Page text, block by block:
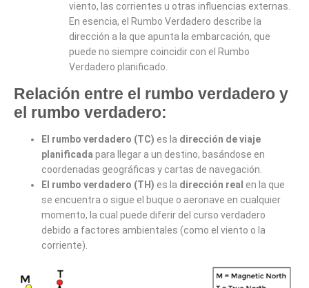
viento, las corrientes u otras influencias externas.
En esencia, el Rumbo Verdadero describe la
dirección a la que apunta la embarcación, que
puede no siempre coincidir con el Rumbo
Verdadero planificado.
Relación entre el rumbo verdadero y
el rumbo verdadero:
El rumbo verdadero (TC) es la dirección de viaje
planificada para llegar a un destino, basándose en
coordenadas geográficas y cartas de navegación.
El rumbo verdadero (TH) es la dirección real en la que
se encuentra o sigue el buque o aeronave en cualquier
momento, la cual puede diferir del curso verdadero
debido a factores ambientales (como el viento o la
corriente).